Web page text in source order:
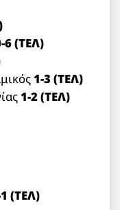
6 (ΤΕΛ)
1-3 (TEΛ)
1-2 (ΤΕΛ)
(ΤΕΛ)